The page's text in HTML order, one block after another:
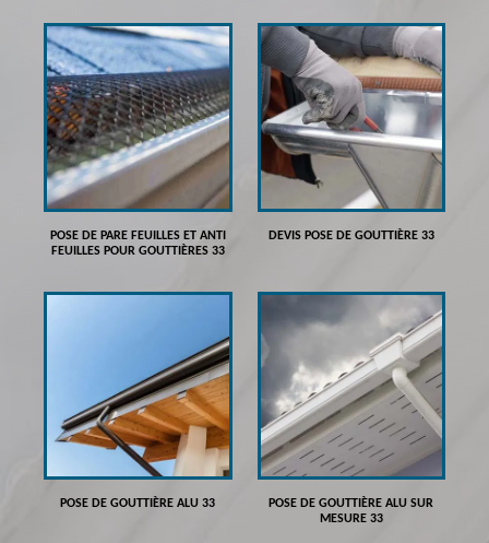
POSE DE PARE FEUILLES ET ANTI
FEUILLES POUR GOUTTIÈRES 33
DEVIS POSE DE GOUTTIÈRE 33
POSE DE GOUTTIÈRE ALU 33
POSE DE GOUTTIÈRE ALU SUR
MESURE 33